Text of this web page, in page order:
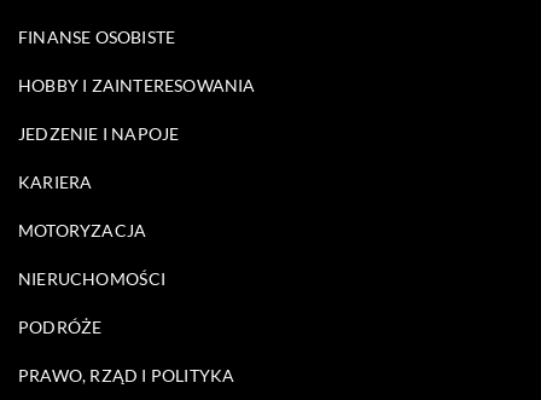
FINANSE OSOBISTE
HOBBY I ZAINTERESOWANIA
JEDZENIE I NAPOJE
KARIERA
MOTORYZACJA
NIERUCHOMOŚCI
PODRÓŻE
PRAWO, RZĄD I POLITYKA